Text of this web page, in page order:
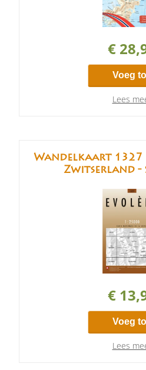
€
Voeg
Lees
Wandelkaart 1327
Zwitserland -
€
Voeg
Lees